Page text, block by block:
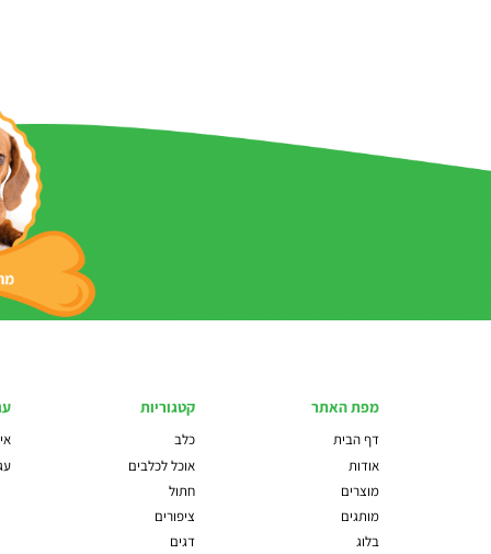
מפת האתר
דף הבית
אודות
מוצרים
מותגים
בלוג
קטגוריות
כלב
אוכל לכלבים
חתול
ציפורים
דגים